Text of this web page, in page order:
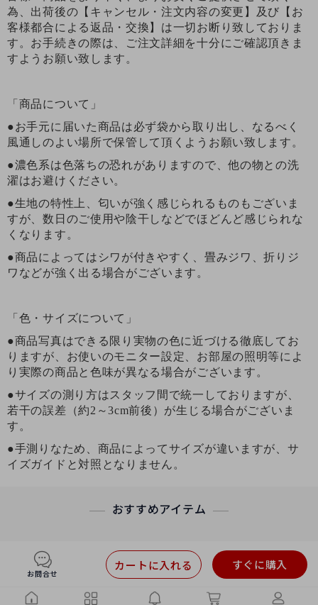
為、出荷後の【キャンセル・注文内容の変更】及び【お
客様都合による返品・交換】は一切お断り致しておりま
す。お手続きの際は、ご注文詳細を十分にご確認頂きま
すようお願い致します。
「商品について」
●お手元に届いた商品は必ず袋から取り出し、なるべく
風通しのよい場所で保管して頂くようお願い致します。
●濃色系は色落ちの恐れがありますので、他の物との洗
濯はお避けください。
●生地の特性上、匂いが強く感じられるものもございま
すが、数日のご使用や陰干しなどでほどんど感じられな
くなります。
●商品によってはシワが付きやすく、畳みジワ、折りジ
ワなどが強く出る場合がございます。
「色・サイズについて」
●商品写真はできる限り実物の色に近づける徹底してお
りますが、お使いのモニター設定、お部屋の照明等によ
り実際の商品と色味が異なる場合がございます。
●サイズの測り方はスタッフ間で統一しておりますが、
若干の誤差（約2～3cm前後）が生じる場合がございま
す。
●手測りなため、商品によってサイズが違いますが、サ
イズガイドと対照となりません。
おすすめアイテム
お問合せ
すぐに購入
カートに入れる